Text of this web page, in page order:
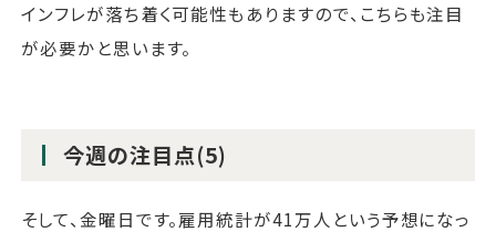
インフレが落ち着く可能性もありますので、こちらも注目
が必要かと思います。
今週の注目点(5)
そして、金曜日です。雇用統計が41万人という予想になっ